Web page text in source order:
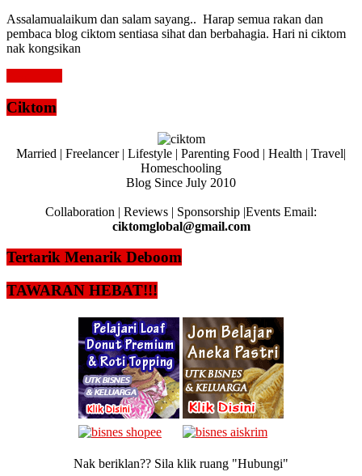
Assalamualaikum dan salam sayang.. Harap semua rakan dan
pembaca blog ciktom sentiasa sihat dan berbahagia. Hari ni ciktom
nak kongsikan
Ciktom
Married | Freelancer | Lifestyle | Parenting Food | Health | Travel|
Homeschooling
Blog Since July 2010
Collaboration | Reviews | Sponsorship |Events Email:
ciktomglobal@gmail.com
Tertarik Menarik Deboom
TAWARAN HEBAT!!!
Nak beriklan?? Sila klik ruang "Hubungi"